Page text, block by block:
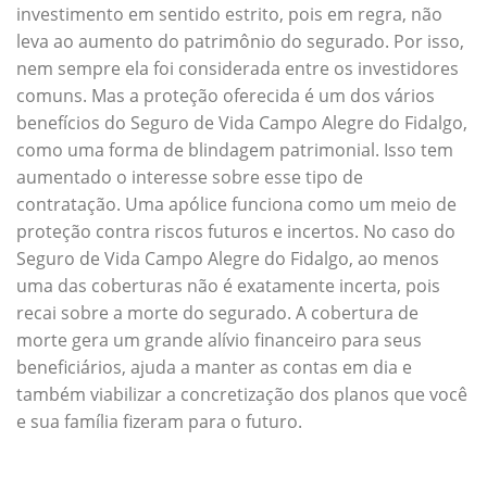
investimento em sentido estrito, pois em regra, não
leva ao aumento do patrimônio do segurado. Por isso,
nem sempre ela foi considerada entre os investidores
comuns. Mas a proteção oferecida é um dos vários
benefícios do Seguro de Vida Campo Alegre do Fidalgo,
como uma forma de blindagem patrimonial. Isso tem
aumentado o interesse sobre esse tipo de
contratação. Uma apólice funciona como um meio de
proteção contra riscos futuros e incertos. No caso do
Seguro de Vida Campo Alegre do Fidalgo, ao menos
uma das coberturas não é exatamente incerta, pois
recai sobre a morte do segurado. A cobertura de
morte gera um grande alívio financeiro para seus
beneficiários, ajuda a manter as contas em dia e
também viabilizar a concretização dos planos que você
e sua família fizeram para o futuro.